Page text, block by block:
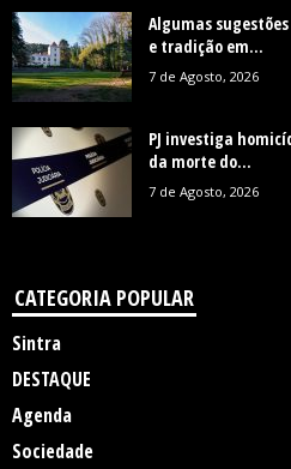
Algumas
e tradição em...
7 de Agosto, 2026
PJ investiga
da morte do...
7 de Agosto, 2026
CATEGORIA POPULAR
Sintra
DESTAQUE
Agenda
Sociedade